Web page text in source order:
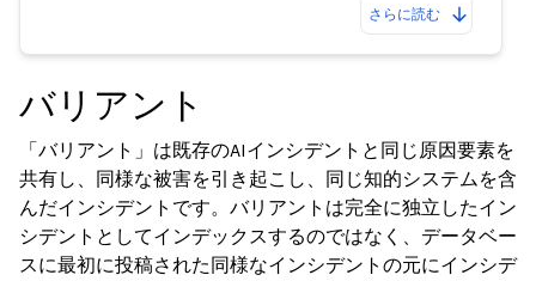
さらに読む
バリアント
「バリアント」は既存のAIインシデントと同じ原因要素を
共有し、同様な被害を引き起こし、同じ知的システムを含
んだインシデントです。バリアントは完全に独立したイン
シデントとしてインデックスするのではなく、データベー
スに最初に投稿された同様なインシデントの元にインシデ